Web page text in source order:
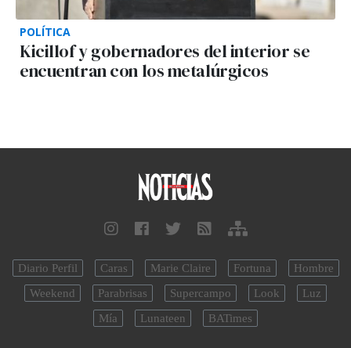
POLÍTICA
Kicillof y gobernadores del interior se
encuentran con los metalúrgicos
Diario Perfil Caras Marie Claire Fortuna
Hombre
Weekend
Parabrisas Supercampo Look
Luz
Mía
Lunateen BATimes